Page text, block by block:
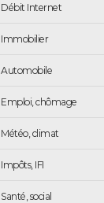
Débit Internet
Immobilier
Automobile
Emploi, chômage
Météo, climat
Impôts, IFI
Santé, social